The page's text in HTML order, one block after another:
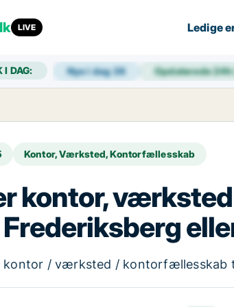
LIVE Ledige
I DAG: Nye i dag26 Opdaterede
Kontor, Værksted, Kontorfællesskab
kontor,
kontor / værksted / kontorfællesskab